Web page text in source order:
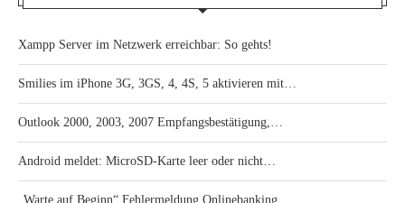
Xampp Server im Netzwerk erreichbar: So gehts!
Smilies im iPhone 3G, 3GS, 4, 4S, 5 aktivieren mit…
Outlook 2000, 2003, 2007 Empfangsbestätigung,…
Android meldet: MicroSD-Karte leer oder nicht…
„Warte auf Beginn“ Fehlermeldung Onlinebanking